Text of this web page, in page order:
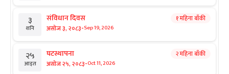
३
शनि
संविधान दिवस
असोज ३, २०८३-Sep 19, 2026
१ महिना बाँकी
२५
आइत
घटस्थापना
असोज २५, २०८३-Oct 11, 2026
२ महिना बाँकी